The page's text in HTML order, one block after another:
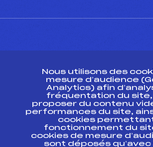
Ressources
Pass’Neige
Projet sportif fédéral
Projet de performance
Nous utilisons des
mesure d’audience
Analytics) afin
fréquentation du site,
proposer du contenu
performances du site,
cookies
fonctionnement du
cookies de mesure
sont déposés